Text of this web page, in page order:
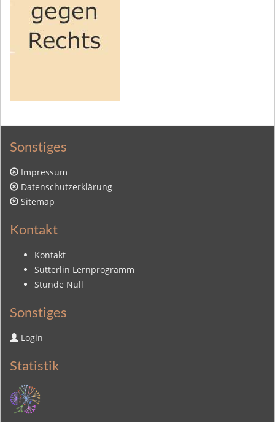
Sonstiges
Impressum
Datenschutzerklärung
Sitemap
Kontakt
Kontakt
Sütterlin Lernprogramm
Stunde Null
Sonstiges
Login
Statistik